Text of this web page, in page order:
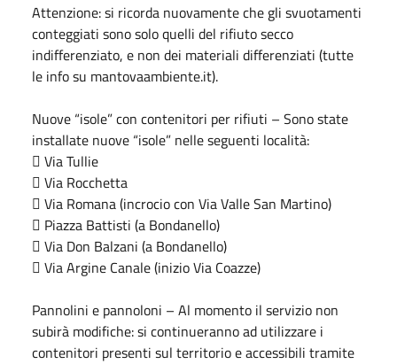
Attenzione: si ricorda nuovamente che gli svuotamenti
conteggiati sono solo quelli del rifiuto secco
indifferenziato, e non dei materiali differenziati (tutte
le info su mantovaambiente.it).
Nuove “isole” con contenitori per rifiuti – Sono state
installate nuove “isole” nelle seguenti località:
 Via Tullie
 Via Rocchetta
 Via Romana (incrocio con Via Valle San Martino)
 Piazza Battisti (a Bondanello)
 Via Don Balzani (a Bondanello)
 Via Argine Canale (inizio Via Coazze)
Pannolini e pannoloni – Al momento il servizio non
subirà modifiche: si continueranno ad utilizzare i
contenitori presenti sul territorio e accessibili tramite